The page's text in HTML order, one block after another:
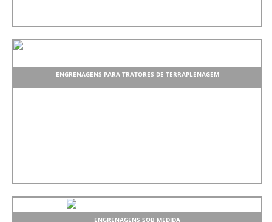
ENGRENAGENS PARA TRATORES DE TERRAPLENAGEM
ENGRENAGENS SOB MEDIDA